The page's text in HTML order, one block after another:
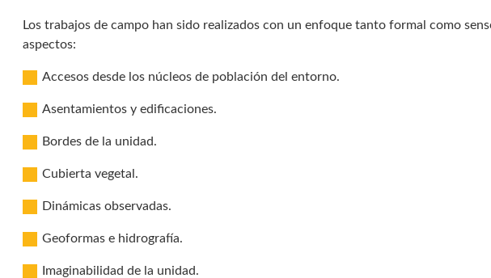
Los trabajos de campo han sido realizados con un enfoque tanto formal como
aspectos:
Accesos desde los núcleos de población del entorno.
Asentamientos y edificaciones.
Bordes de la unidad.
Cubierta vegetal.
Dinámicas observadas.
Geoformas e hidrografía.
Imaginabilidad de la unidad.